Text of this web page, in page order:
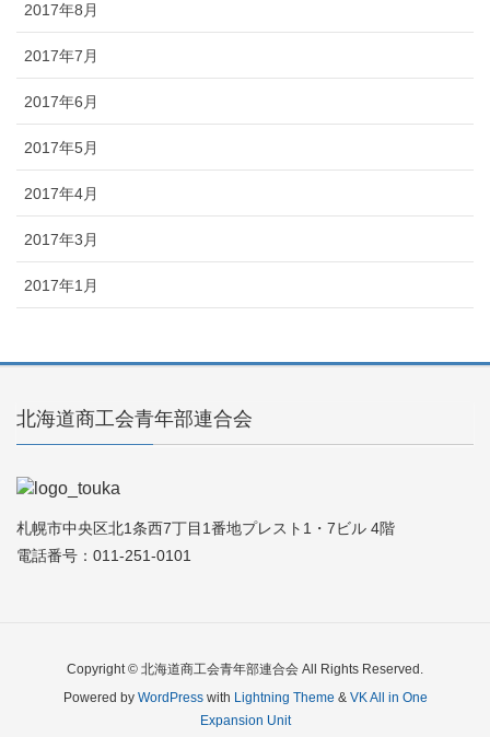
2017年8月
2017年7月
2017年6月
2017年5月
2017年4月
2017年3月
2017年1月
北海道商工会青年部連合会
札幌市中央区北1条西7丁目1番地プレスト1・7ビル 4階
電話番号：011-251-0101
Copyright © 北海道商工会青年部連合会 All Rights Reserved.
Powered by WordPresswith Lightning Theme & VK All in One
Expansion Unit